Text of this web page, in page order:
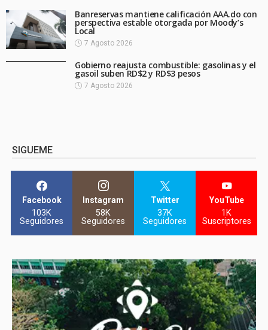
Banreservas mantiene calificación AAA.do con
perspectiva estable otorgada por Moody’s
Local
7 Agosto 2026
Gobierno reajusta combustible: gasolinas y el
gasoil suben RD$2 y RD$3 pesos
7 Agosto 2026
SIGUEME
Facebook
103K
Seguidores
Instagram
58K
Seguidores
Twitter
37K
Seguidores
YouTube
1K
Suscriptores